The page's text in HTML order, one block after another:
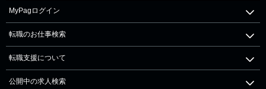
MyPagログイン
転職のお仕事検索
転職支援について
公開中の求人検索